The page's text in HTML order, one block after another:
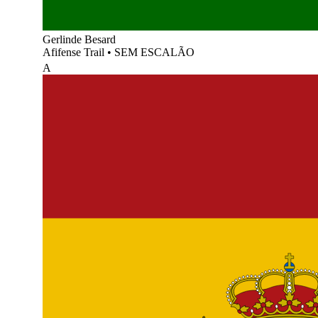
Gerlinde Besard
Afifense Trail • SEM ESCALÃO
A